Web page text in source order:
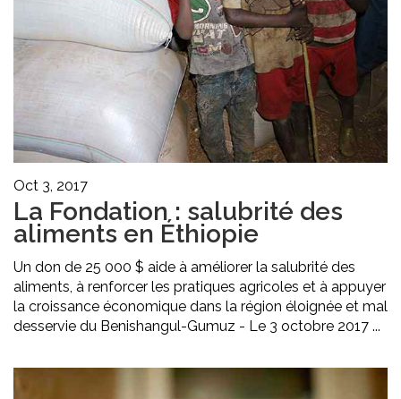
Oct 3, 2017
La Fondation : salubrité des
aliments en Éthiopie
Un don de 25 000 $ aide à améliorer la salubrité des
aliments, à renforcer les pratiques agricoles et à appuyer
la croissance économique dans la région éloignée et mal
desservie du Benishangul-Gumuz - Le 3 octobre 2017 ...